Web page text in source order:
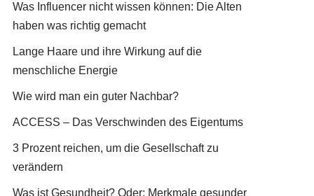
Was Influencer nicht wissen können: Die Alten
haben was richtig gemacht
Lange Haare und ihre Wirkung auf die
menschliche Energie
Wie wird man ein guter Nachbar?
ACCESS – Das Verschwinden des Eigentums
3 Prozent reichen, um die Gesellschaft zu
verändern
Was ist Gesundheit? Oder: Merkmale gesunder